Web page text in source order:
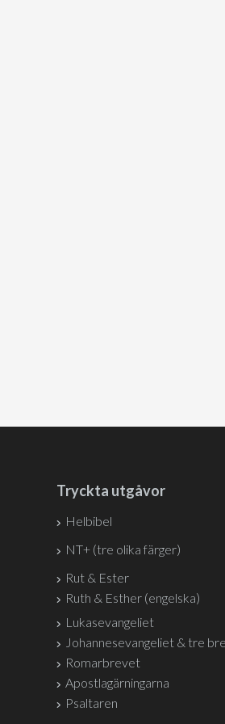
Tryckta utgåvor
Helbibel
NT+ (tre olika färger)
Rut & Ester
Ruth & Esther (engelska)
Lukasevangeliet
Johannesevangeliet & tre
Romarbrevet
Apostlagärningarna
Psaltaren